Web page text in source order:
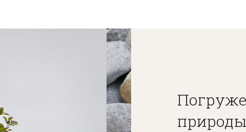
природы